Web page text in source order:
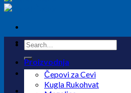
Search
for:
Proizvodnja
Čepovi za Cevi
Kugla Rukohvat